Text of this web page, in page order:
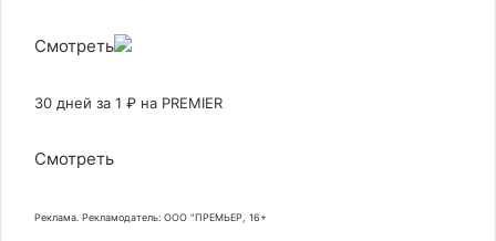
Смотреть
30 дней за 1 ₽ на PREMIER
Смотреть
Реклама. Рекламодатель: ООО "ПРЕМЬЕР, 16+